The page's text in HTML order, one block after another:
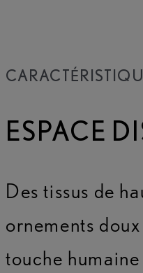
ESPACE
Des tissus de
ornements
touche